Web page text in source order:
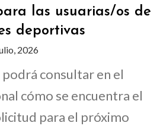
las usuarias/os de
deportivas
2026
consultar en el
cómo se encuentra el
para el próximo